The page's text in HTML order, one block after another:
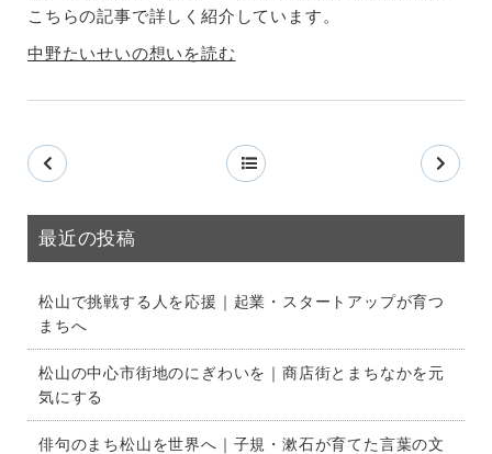
こちらの記事で詳しく紹介しています。
中野たいせいの想いを読む
最近の投稿
松山で挑戦する人を応援｜起業・スタートアップが育つ
まちへ
松山の中心市街地のにぎわいを｜商店街とまちなかを元
気にする
俳句のまち松山を世界へ｜子規・漱石が育てた言葉の文